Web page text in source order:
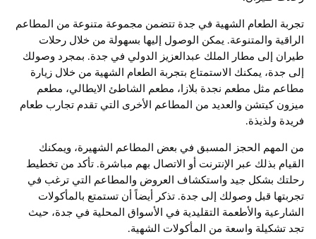
تجربة الطعام الشهية في جدة تتضمن مجموعة متنوعة من المطاعم
الراقية والمتنوعة. يمكن الوصول إليها بسهولة من خلال رحلات
طيران إلى مطار الملك عبدالعزيز الدولي في جدة. بمجرد وصولك
إلى جدة، يمكنك الاستمتاع بتجربة الطعام الشهية من خلال زيارة
مطاعم مثل مطعم نجدة بلازا، مطعم الشاطئ الايطالي، مطعم
ميزون كيتشن والعديد من المطاعم الأخرى التي تقدم تجارب طعام
فريدة ولذيذة.
من المهم الحجز المسبق في بعض المطاعم الشهيرة، ويمكنك
القيام بذلك عبر الإنترنت أو الاتصال بهم مباشرة. تأكد من تخطيط
رحلتك بشكل جيد واستكشاف العروض والمطاعم التي ترغب في
تجربتها قبل وصولك إلى جدة. تذكر أيضاً أن تستمتع بالمأكولات
الشارعية والأطعمة التقليدية في الأسواق المحلية في جدة، حيث
تجد تشكيلة واسعة من المأكولات الشهية.